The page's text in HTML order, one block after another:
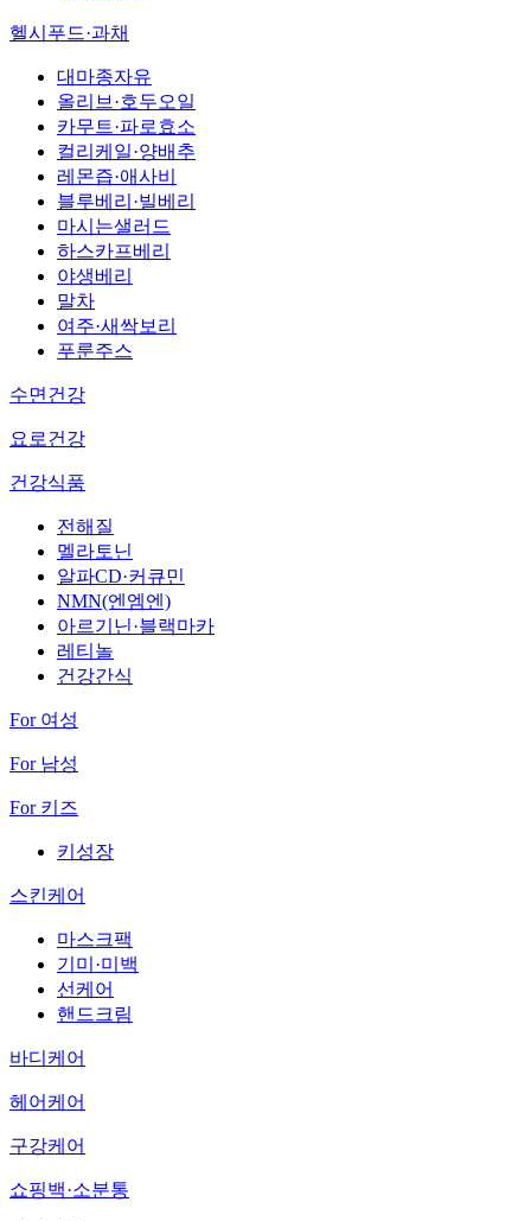
헬시푸드·과채
대마종자유
올리브·호두오일
카무트·파로효소
컬리케일·양배추
레몬즙·애사비
블루베리·빌베리
마시는샐러드
하스카프베리
야생베리
말차
여주·새싹보리
푸룬주스
수면건강
요로건강
건강식품
전해질
멜라토닌
알파CD·커큐민
NMN(엔엠엔)
아르기닌·블랙마카
레티놀
건강간식
For 여성
For 남성
For 키즈
키성장
스킨케어
마스크팩
기미·미백
선케어
핸드크림
바디케어
헤어케어
구강케어
쇼핑백·소분통